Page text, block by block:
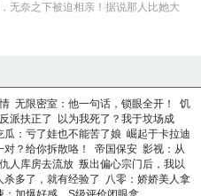
无奈之下被迫相亲！据说那人比她大
无限密室：他一句话，锁眼全开！
饥
派扶正了
以为我死了？我于坟场成
瓜：亏了娃也不能苦了娘 崛起于卡拉迪
？给你拆散咯！ 帝国保安 影视：从
人库房去流放 叛出偏心宗门后，我以
杀多了，就有经验了
八零：娇娇美人拿